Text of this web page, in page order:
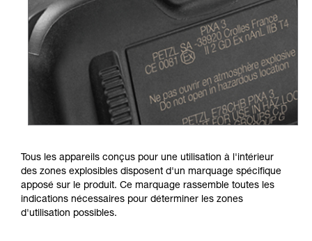
Tous les appareils conçus pour une utilisation à l'intérieur
des zones explosibles disposent d'un marquage spécifique
apposé sur le produit. Ce marquage rassemble toutes les
indications nécessaires pour déterminer les zones
d'utilisation possibles.